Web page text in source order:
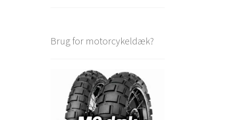
Brug for motorcykeldæk?